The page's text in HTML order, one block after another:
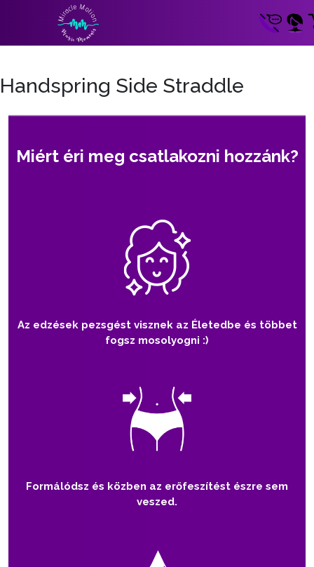
Handspring Side Straddle
Miért éri meg csatlakozni hozzánk?
Az edzések pezsgést visznek az Életedbe és többet
fogsz mosolyogni :)
Formálódsz és közben az erőfeszítést észre sem
veszed.